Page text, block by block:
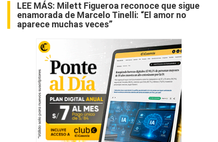
LEE MÁS: Milett Figueroa reconoce que sigue
enamorada de Marcelo Tinelli: “El amor no
aparece muchas veces”